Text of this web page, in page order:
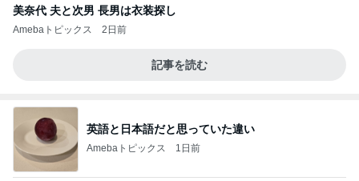
美奈代 夫と次男 長男は衣装探し
Amebaトピックス 2日前
記事を読む
英語と日本語だと思っていた違い
Amebaトピックス 1日前